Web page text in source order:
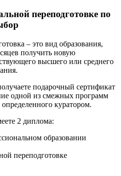
переподготовке по
– это вид образования,
получить новую
высшего или среднего
подарочный сертификат
одной из смежных программ
куратором.
2 диплома:
образовании
переподготовке